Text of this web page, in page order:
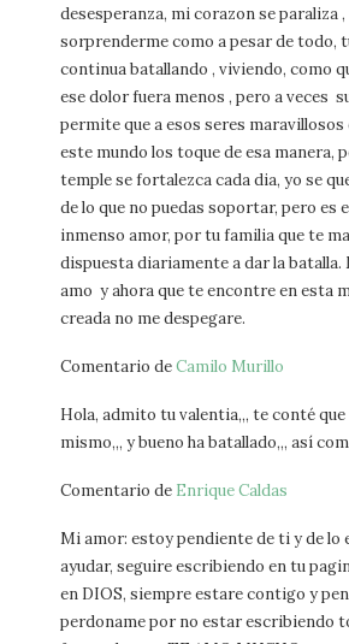
desesperanza, mi corazon se paraliza
sorprenderme como a pesar de todo,
continua batallando , viviendo, como
ese dolor fuera menos , pero a veces
permite que a esos seres
este mundo los toque de esa manera,
temple se fortalezca cada dia, yo se
de lo que no puedas soportar, pero es
inmenso amor, por tu familia que te
dispuesta diariamente a dar la
amo y ahora que te encontre en esta
creada no me despegare.
Comentario deCamilo Murillo
Hola, admito tu valentia,,, te conté
mismo,,, y bueno ha batallado,,, así
Comentario de Enrique Caldas
Mi amor: estoy pendiente de ti y de lo
ayudar, seguire escribiendo en tu
en DIOS, siempre estare contigo y
perdoname por no estar escribiendo